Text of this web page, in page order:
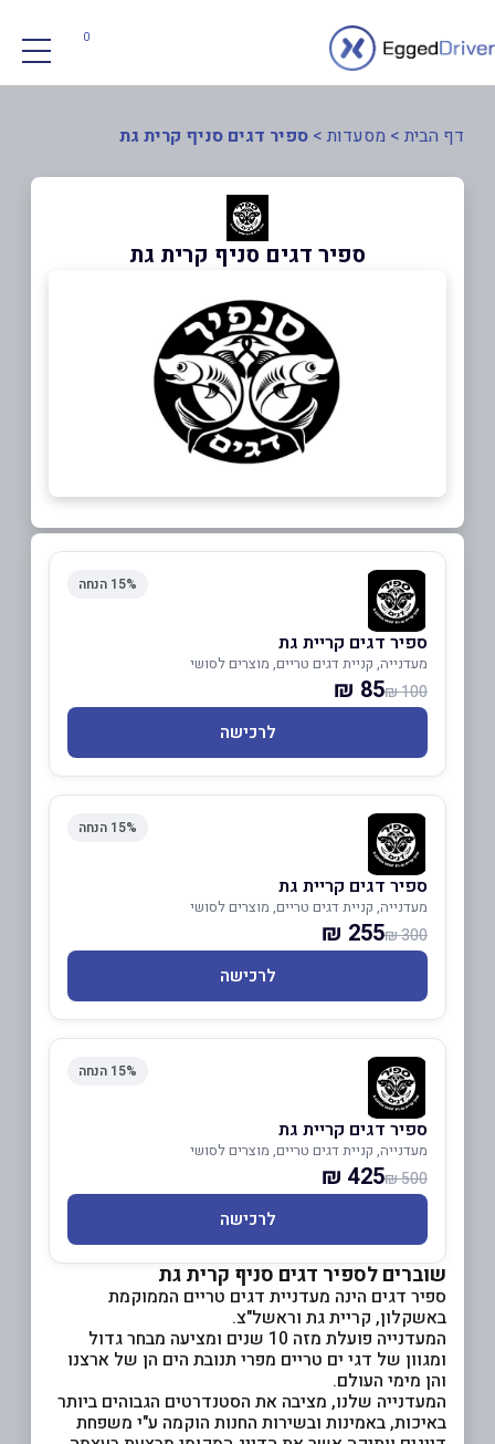
0
דף הבית > מסעדות > ספיר דגים סניף קרית גת
ספיר דגים סניף קרית גת
15% הנחה
ספיר דגים קריית גת
מעדנייה, קניית דגים טריים, מוצרים לסושי
100 ₪
85 ₪
לרכישה
15% הנחה
ספיר דגים קריית גת
מעדנייה, קניית דגים טריים, מוצרים לסושי
300 ₪
255 ₪
לרכישה
15% הנחה
ספיר דגים קריית גת
מעדנייה, קניית דגים טריים, מוצרים לסושי
500 ₪
425 ₪
לרכישה
שוברים לספיר דגים סניף קרית גת
ספיר דגים הינה מעדניית דגים טריים הממוקמת
באשקלון, קריית גת וראשל"צ.
המעדנייה פועלת מזה 10 שנים ומציעה מבחר גדול
ומגוון של דגי ים טריים מפרי תנובת הים הן של ארצנו
והן מימי העולם.
המעדנייה שלנו, מציבה את הסטנדרטים הגבוהים ביותר
באיכות, באמינות ובשירות החנות הוקמה ע"י משפחת